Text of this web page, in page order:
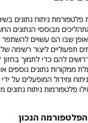
ניתוח נתונים
מבוססי הנתונים
שבו הם עשויים להשתפר
תפעוליים ליצור רשימה
הדרושים להם כדי לתמוך
ממקורות נתונים נוספים
ומידול המופעלים על
פלטפורמות ניתוח נתונים